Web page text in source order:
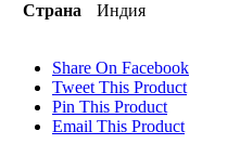
Страна Индия
Share On Facebook
Tweet This Product
Pin This Product
Email This Product